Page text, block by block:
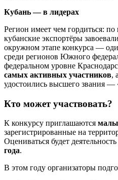
Кубань — в лидерах
Регион имеет чем гордиться:
кубанские экспортёры завоевали
окружном этапе конкурса —
среди регионов Южного
федеральном уровне
самых активных участников,
удостоились высшего звания —
Кто может участвовать?
К конкурсу приглашаются
зарегистрированные на
Оцениваться будет
года.
В этом году организаторы